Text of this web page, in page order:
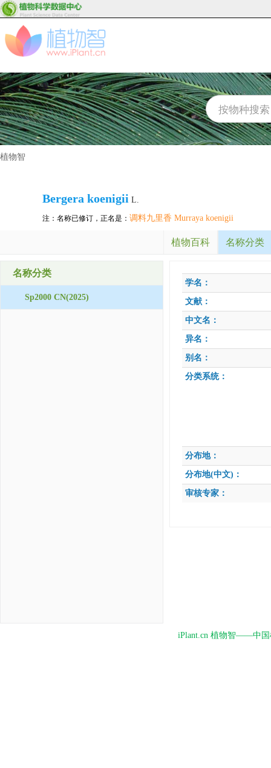
植物智
Bergera koenigii L.
注：名称已修订，正名是： 调料九里香 Murraya koenigii
植物百科 名称分类
名称分类
Sp2000 CN(2025)
学名：
文献：
中文名：
异名：
别名：
分类系统：
分布地：
分布地(中文)：
审核专家：
iPlant.cn 植物智——中国